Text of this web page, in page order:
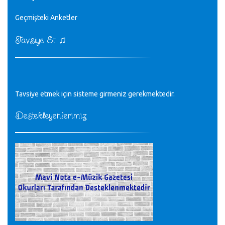
♪
sayın müfit bey bilgilerinizi kontrol edi 6440 sayılı cso
CÜNEYT BALKIZ - 15.11.2022
Geçmişteki Anketler
Tavsiye Et ♫
Tavsiye etmek için sisteme girmeniz gerekmektedir.
Destekleyenlerimiz